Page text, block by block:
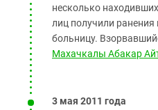
несколько
лиц получили
больницу.
Махачкалы Абакар
3 мая 2011 года